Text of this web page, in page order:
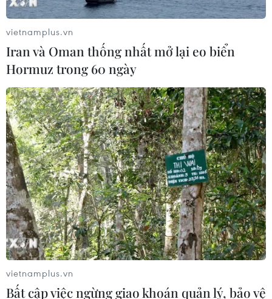
04/08/2026 14:08
Nghị quyết của Bộ Chính trị về công
tác người Việt Nam ở nước ngoài
04/08/2026 12:08
Việt Nam tham dự Trại hè Khoa học
châu Á 2026 tại Hong Kong
03/08/2026 10:14
Ngày Văn hóa Việt Nam góp phần lan
tỏa bản sắc dân tộc tại Đức ​
03/08/2026 03:55
vietnamplus.vn
Iran và Oman thống nhất mở lại eo biển
Hormuz trong 60 ngày
vietnamplus.vn
Bất cập việc ngừng giao khoán quản lý, bảo vệ